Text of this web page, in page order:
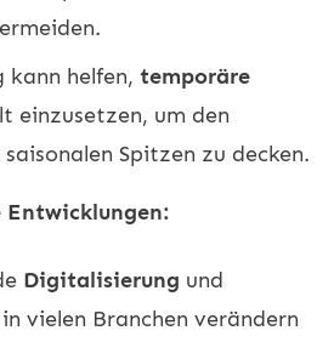
kann helfen, temporäre
einzusetzen, um den
Spitzen zu decken.
Entwicklungen:
Digitalisierung und
in vielen Branchen verändern